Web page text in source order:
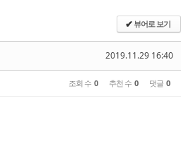
✔뷰어로 보기
2019.11.29 16:40
조회 수 0 추천 수 0 댓글 0